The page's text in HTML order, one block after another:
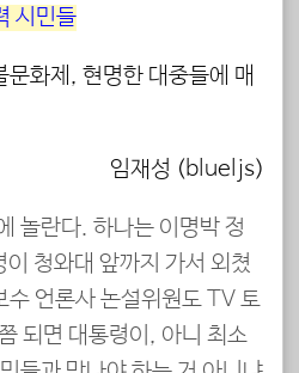
시민들
문화제, 현명한 대중들에 매
임재성 (blueljs)
놀란다. 하나는 이명박 정
청와대 앞까지 가서 외쳤
수 언론사 논설위원도 TV 토
되면 대통령이, 아니 최소